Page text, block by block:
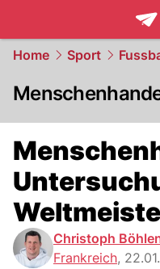
Home Sport
Christoph
Frankreich,